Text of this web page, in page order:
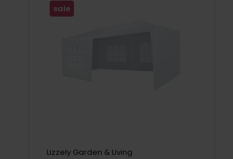
sale
Lizzely Garden & Living